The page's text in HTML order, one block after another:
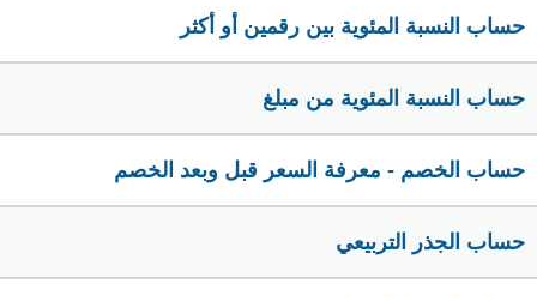
حساب النسبة المئوية بين رقمين أو أكثر
حساب النسبة المئوية من مبلغ
حساب الخصم - معرفة السعر قبل وبعد الخصم
حساب الجذر التربيعي